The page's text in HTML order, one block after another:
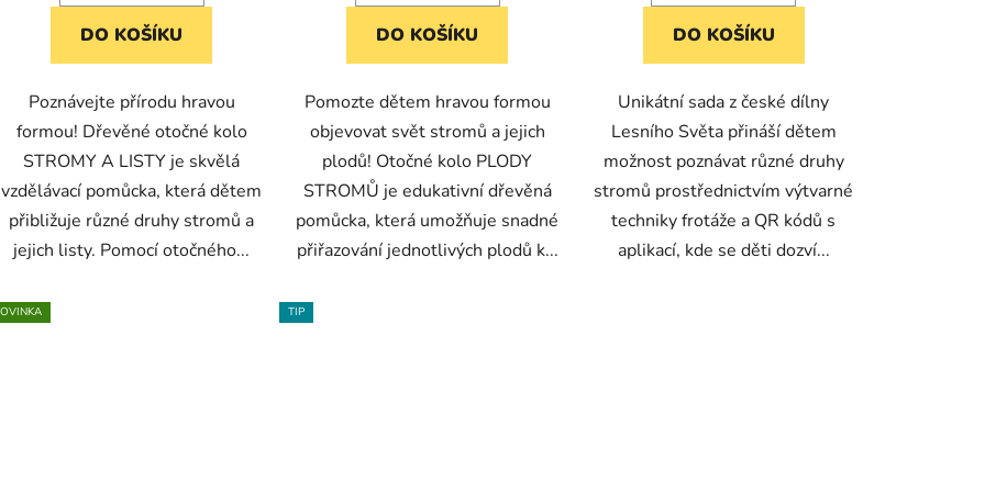
DO KOŠÍKU
Poznávejte přírodu hravou
formou! Dřevěné otočné kolo
STROMY A LISTY je skvělá
vzdělávací pomůcka, která dětem
přibližuje různé druhy stromů a
jejich listy. Pomocí otočného...
DO KOŠÍKU
Pomozte dětem hravou formou
objevovat svět stromů a jejich
plodů! Otočné kolo PLODY
STROMŮ je edukativní dřevěná
pomůcka, která umožňuje snadné
přiřazování jednotlivých plodů k...
DO KOŠÍKU
Unikátní sada z české dílny
Lesního Světa přináší dětem
možnost poznávat různé druhy
stromů prostřednictvím výtvarné
techniky frotáže a QR kódů s
aplikací, kde se děti dozví...
TIP